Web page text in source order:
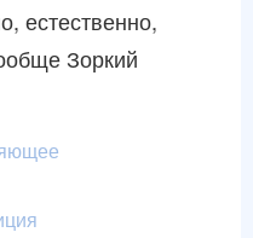
естественно,
Зоркий